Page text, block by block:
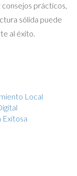
prácticos,
sólida puede
al éxito.
Local
Exitosa